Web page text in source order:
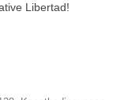
Libertad!